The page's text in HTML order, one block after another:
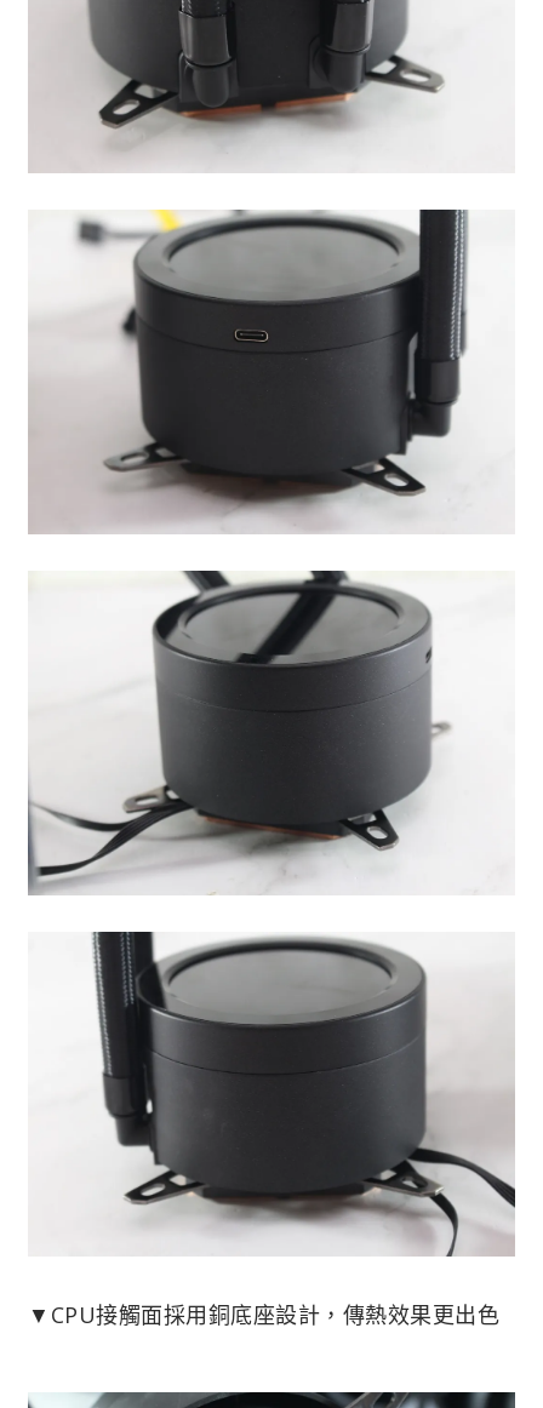
▼CPU接觸面採用銅底座設計，傳熱效果更出色